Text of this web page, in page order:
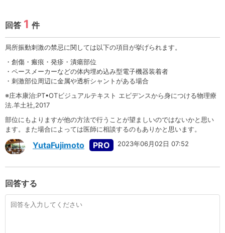
回答 1 件
局所振動刺激の禁忌に関しては以下の項目が挙げられます。
・創傷・瘢痕・発疹・潰瘍部位
・ペースメーカーなどの体内埋め込み型電子機器装着者
・刺激部位周辺に金属や透析シャントがある場合
※庄本康治:PT•OTビジュアルテキスト エビデンスから身につける物理療
法.羊土社,2017
部位にもよりますが他の方法で行うことが望ましいのではないかと思い
ます。また場合によっては医師に相談するのもありかと思います。
YutaFujimoto 2023年06月02日 07:52
回答する